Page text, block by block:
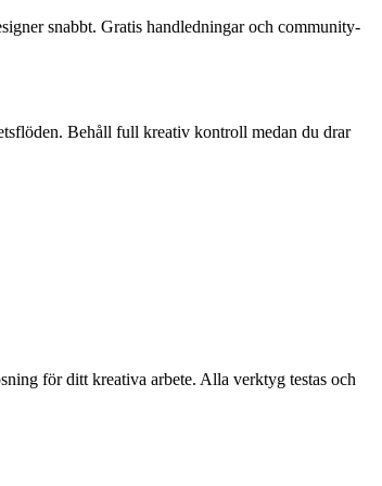
snabbt. Gratis handledningar och community-
Behåll full kreativ kontroll medan du drar
för ditt kreativa arbete. Alla verktyg testas och